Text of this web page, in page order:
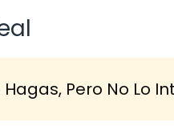
Hagas, Pero No Lo